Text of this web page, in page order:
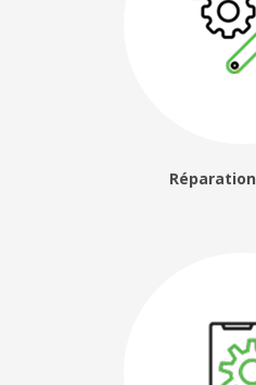
Réparation